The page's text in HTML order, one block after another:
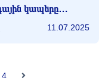
կապերը
11.07.2025
4